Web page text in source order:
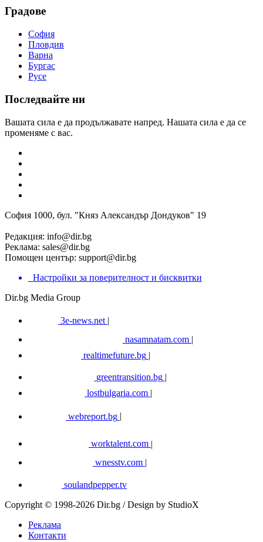
Градове
София
Пловдив
Варна
Бургас
Русе
Последвайте ни
Вашата сила е да продължавате напред. Нашата сила е да се
променяме с вас.
София 1000, бул. "Княз Александър Дондуков" 19
Редакция: info@dir.bg
Реклама: sales@dir.bg
Помощен център: support@dir.bg
Настройки за поверителност и бисквитки
Dir.bg Media Group
3e-news.net |
nasamnatam.com |
realtimefuture.bg |
greentransition.bg |
lostbulgaria.com |
webreport.bg
worktalent.com |
wnesstv.com |
soulandpepper.tv
Copyright © 1998-2026 Dir.bg / Design by StudioX
Реклама
Контакти